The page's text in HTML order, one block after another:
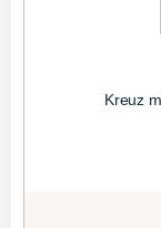
Kreuz